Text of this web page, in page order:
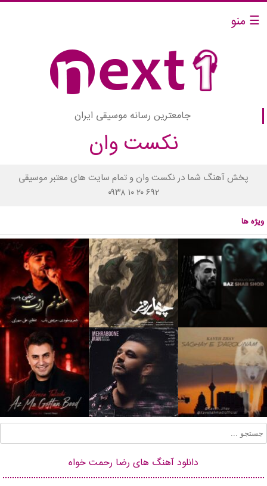
☰ منو
جامعترین رسانه موسیقی ایران
نکست وان
پخش آهنگ شما در نکست وان و تمام سایت های معتبر موسیقی
۰۹۳۸ ۱۰ ۲۰ ۶۹۲
ویژه ها
دانلود آهنگ های رضا رحمت خواه